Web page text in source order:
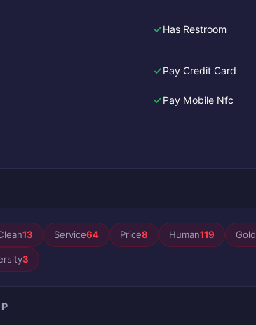
Has Restroom
Pay Credit Card
Pay Mobile Nfc
13 Service64 Price8 Human119 Gold
3